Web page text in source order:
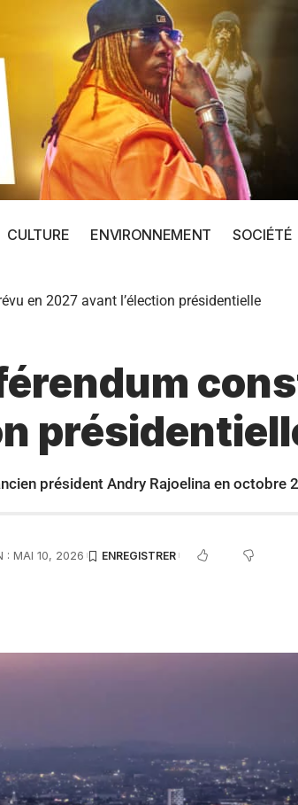
CULTURE ENVIRONNEMENT SOCIÉTÉ
en 2027 avant l’élection présidentielle
président Andry Rajoelina en octobre
: MAI 10, 2026